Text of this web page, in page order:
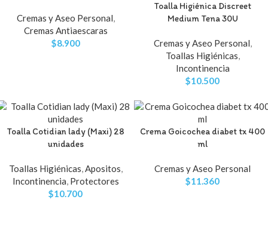
Cremas y Aseo Personal,
Cremas Antiaescaras
$8.900
Toalla Higiénica Discreet
Medium Tena 30U
Cremas y Aseo Personal,
Toallas Higiénicas,
Incontinencia
$10.500
Toalla Cotidian lady (Maxi) 28
unidades
Toallas Higiénicas,Apositos,
Incontinencia, Protectores
$10.700
Crema Goicochea diabet tx 400
ml
Cremas y Aseo Personal
$11.360